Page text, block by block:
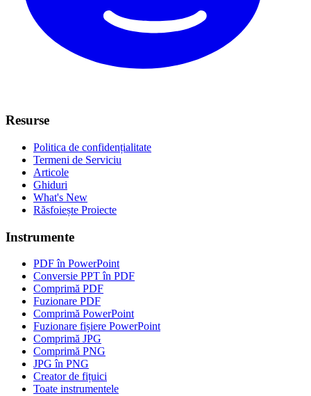
Resurse
Politica de confidențialitate
Termeni de Serviciu
Articole
Ghiduri
What's New
Răsfoiește Proiecte
Instrumente
PDF în PowerPoint
Conversie PPT în PDF
Comprimă PDF
Fuzionare PDF
Comprimă PowerPoint
Fuzionare fișiere PowerPoint
Comprimă JPG
Comprimă PNG
JPG în PNG
Creator de fițuici
Toate instrumentele